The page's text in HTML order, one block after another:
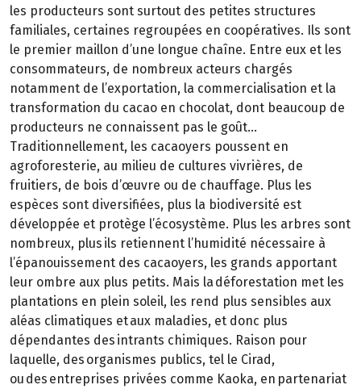
les producteurs sont surtout des petites structures
familiales, certaines regroupées en coopératives. Ils sont
le premier maillon d’une longue chaîne. Entre eux et les
consommateurs, de nombreux acteurs chargés
notamment de l’exportation, la commercialisation et la
transformation du cacao en chocolat, dont beaucoup de
producteurs ne connaissent pas le goût…
Traditionnellement, les cacaoyers poussent en
agroforesterie, au milieu de cultures vivrières, de
fruitiers, de bois d’œuvre ou de chauffage. Plus les
espèces sont diversifiées, plus la biodiversité est
développée et protège l’écosystème. Plus les arbres sont
nombreux, plus ils retiennent l’humidité nécessaire à
l’épanouissement des cacaoyers, les grands apportant
leur ombre aux plus petits. Mais la déforestation met les
plantations en plein soleil, les rend plus sensibles aux
aléas climatiques et aux maladies, et donc plus
dépendantes des intrants chimiques. Raison pour
laquelle, des organismes publics, tel le Cirad,
ou des entreprises privées comme Kaoka, en partenariat